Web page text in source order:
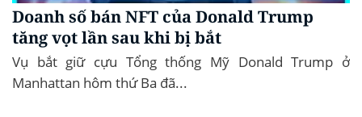
Doanh số bán NFT của Donald Trump
tăng vọt lần sau khi bị bắt
Vụ bắt giữ cựu Tổng thống Mỹ Donald Trump ở
Manhattan hôm thứ Ba đã...